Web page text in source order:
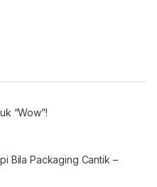
“Wow”!
Bila Packaging Cantik –